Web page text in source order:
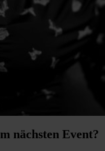
nächsten Event?